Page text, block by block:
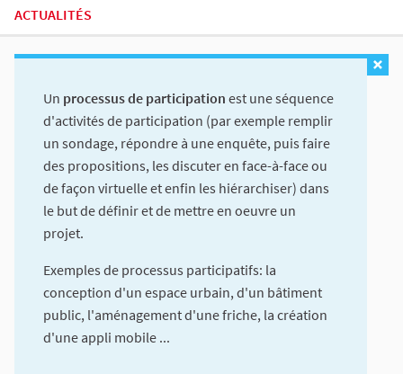
ACTUALITÉS
Un processus de participation est une séquence
d'activités de participation (par exemple remplir
un sondage, répondre à une enquête, puis faire
des propositions, les discuter en face-à-face ou
de façon virtuelle et enfin les hiérarchiser) dans
le but de définir et de mettre en oeuvre un
projet.
Exemples de processus participatifs: la
conception d'un espace urbain, d'un bâtiment
public, l'aménagement d'une friche, la création
d'une appli mobile ...